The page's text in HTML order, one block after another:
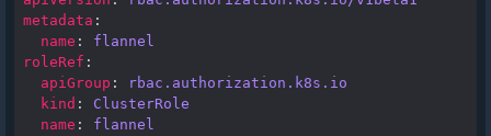
metadata :
name :
flannel
roleRef :
apiGroup :
rbac.authorization.k8s.io
kind :
ClusterRole
name :
flannel